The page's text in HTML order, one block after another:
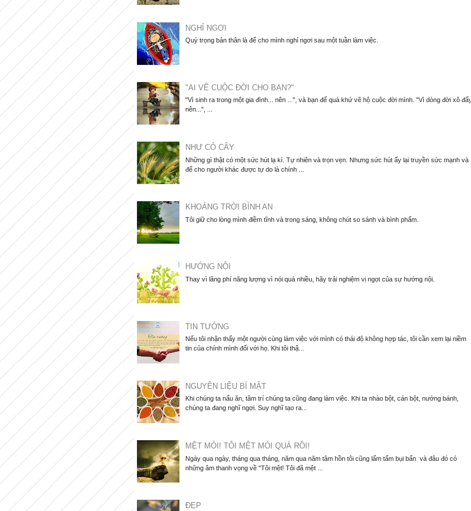
NGHỈ NGƠI
Quý trọng bản thân là để cho mình nghỉ ngơi sau một tuần làm việc.
"AI VẼ CUỘC ĐỜI CHO BẠN?"
"Vì sinh ra trong một gia đình... nên ...", và bạn để quá khứ vẽ hộ cuộc đời mình. "Vì dòng đời xô đẩy
nên...", ...
NHƯ CỎ CÂY
Những gì thật có một sức hút lạ kì. Tự nhiên và trọn vẹn. Nhưng sức hút ấy lại truyền sức mạnh và
để cho người khác được tự do là chính ...
KHOẢNG TRỜI BÌNH AN
Tôi giữ cho lòng mình điềm tĩnh và trong sáng, không chút so sánh và bình phẩm.
HƯỚNG NỘI
Thay vì lãng phí năng lượng vì nói quá nhiều, hãy trải nghiệm vị ngọt của sự hướng nội.
TIN TƯỞNG
Nếu tôi nhận thấy một người cùng làm việc với mình có thái độ không hợp tác, tôi cần xem lại niềm
tin của chính mình đối với họ. Khi tôi thậ...
NGUYÊN LIỆU BÍ MẬT
Khi chúng ta nấu ăn, tâm trí chúng ta cũng đang làm việc. Khi ta nhào bột, cán bột, nướng bánh,
chúng ta đang nghĩ ngợi. Suy nghĩ tạo ra...
MỆT MỎI! TÔI MỆT MỎI QUÁ RỒI!
Ngày qua ngày, tháng qua tháng, năm qua năm tâm hồn tôi cũng lấm tấm bụi bẩn và đâu đó có
những âm thanh vọng về "Tôi mệt! Tôi đã mệt ...
ĐẸP